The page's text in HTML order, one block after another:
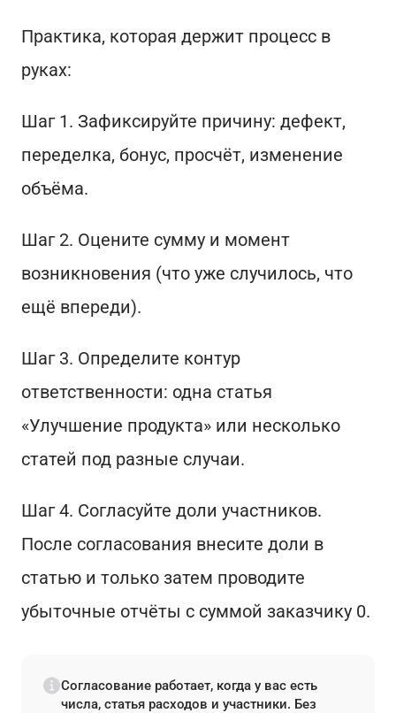
Практика, которая держит процесс в
руках:
Шаг 1. Зафиксируйте причину: дефект,
переделка, бонус, просчёт, изменение
объёма.
Шаг 2. Оцените сумму и момент
возникновения (что уже случилось, что
ещё впереди).
Шаг 3. Определите контур
ответственности: одна статья
«Улучшение продукта» или несколько
статей под разные случаи.
Шаг 4. Согласуйте доли участников.
После согласования внесите доли в
статью и только затем проводите
убыточные отчёты с суммой заказчику 0.
Согласование работает, когда у вас есть
числа, статья расходов и участники. Без